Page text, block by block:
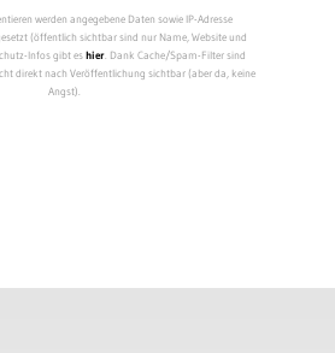
werden angegebene Daten sowie IP-Adresse
(öffentlich sichtbar sind nur Name, Website und
Infos gibt eshier. Dank Cache/Spam-Filter sind
direkt nach Veröffentlichung sichtbar (aber da, keine
Angst).